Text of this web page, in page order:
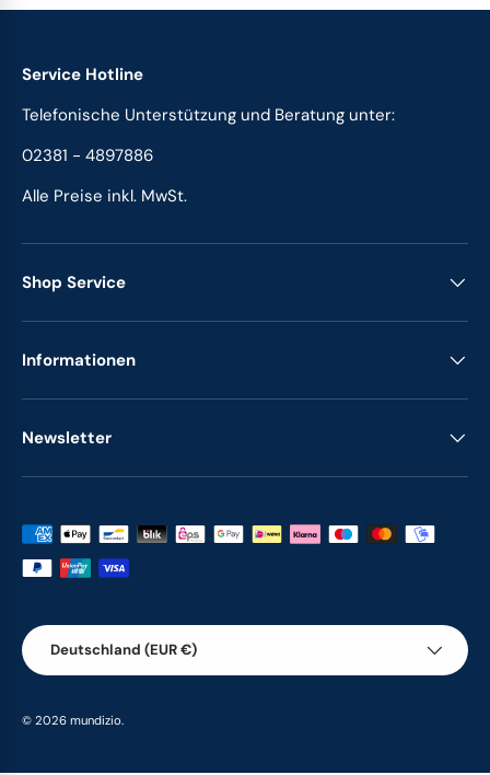
Service Hotline
Telefonische Unterstützung und Beratung unter:
02381 - 4897886
Alle Preise inkl. MwSt.
Shop Service
Informationen
Newsletter
Zahlungsmethoden
Land/Region
Deutschland (EUR €)
© 2026 mundizio